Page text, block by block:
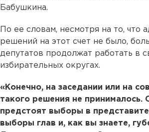
Бабушкина.
По ее словам, несмотря на то, что
решений на этот счет не было,
депутатов продолжат работать в
избирательных округах.
«Конечно, на заседании или на
такого решения не принималось.
предстоят выборы в
выборы глав и, как вы знаете,